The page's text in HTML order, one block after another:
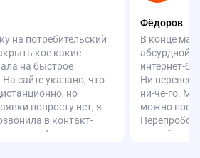
на потребительский
кое какие
на быстрое
сайте указано, что
но
попросту нет, я
в контакт-
в офис, сказав,
Фёдоров
В конце
абсурдной
интернет-
Ни
ни-че-го.
можно